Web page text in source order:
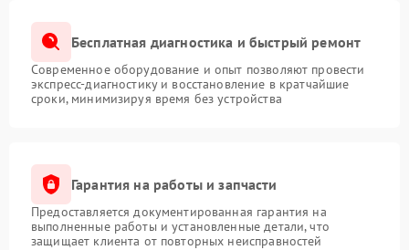
Бесплатная диагностика и быстрый ремонт
Современное оборудование и опыт позволяют провести
экспресс-диагностику и восстановление в кратчайшие
сроки, минимизируя время без устройства
Гарантия на работы и запчасти
Предоставляется документированная гарантия на
выполненные работы и установленные детали, что
защищает клиента от повторных неисправностей